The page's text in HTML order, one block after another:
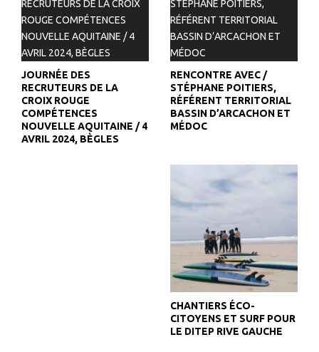
JOURNÉE DES
RECRUTEURS DE LA
CROIX ROUGE
COMPÉTENCES
NOUVELLE AQUITAINE / 4
AVRIL 2024, BÈGLES
RENCONTRE AVEC /
STÉPHANE POITIERS,
RÉFÉRENT TERRITORIAL
BASSIN D’ARCACHON ET
MÉDOC
CHANTIERS ÉCO-
CITOYENS ET SURF POUR
LE DITEP RIVE GAUCHE